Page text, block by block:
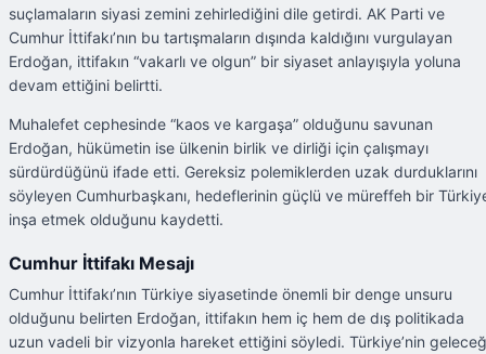
suçlamaların siyasi zemini zehirlediğini dile getirdi. AK Parti ve
Cumhur İttifakı’nın bu tartışmaların dışında kaldığını vurgulayan
Erdoğan, ittifakın “vakarlı ve olgun” bir siyaset anlayışıyla yoluna
devam ettiğini belirtti.
Muhalefet cephesinde “kaos ve kargaşa” olduğunu savunan
Erdoğan, hükümetin ise ülkenin birlik ve dirliği için çalışmayı
sürdürdüğünü ifade etti. Gereksiz polemiklerden uzak durduklarını
söyleyen Cumhurbaşkanı, hedeflerinin güçlü ve müreffeh bir
inşa etmek olduğunu kaydetti.
Cumhur İttifakı Mesajı
Cumhur İttifakı’nın Türkiye siyasetinde önemli bir denge unsuru
olduğunu belirten Erdoğan, ittifakın hem iç hem de dış politikada
uzun vadeli bir vizyonla hareket ettiğini söyledi. Türkiye’nin